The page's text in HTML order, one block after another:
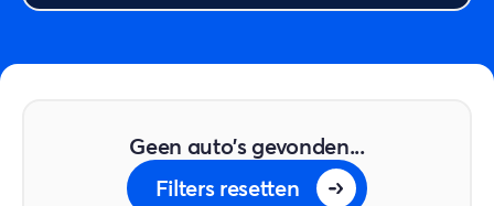
Geen auto's gevonden...
Filters resetten